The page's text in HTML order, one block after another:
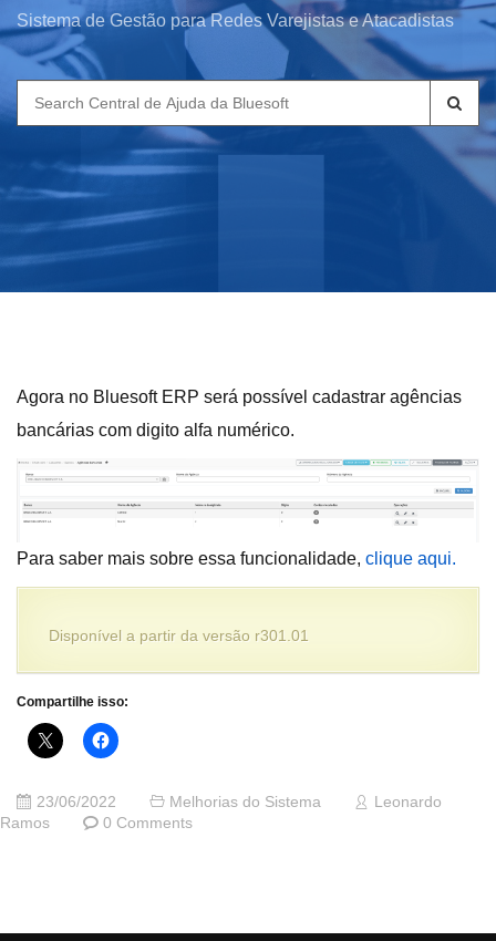
Sistema de Gestão para Redes Varejistas e Atacadistas
Search
for:
Agora no Bluesoft ERP será possível cadastrar agências
bancárias com digito alfa numérico.
Para saber mais sobre essa funcionalidade, clique aqui.
Disponível a partir da versão r301.01
Compartilhe isso:
23/06/2022 Melhorias do Sistema
Leonardo
Ramos
0 Comments